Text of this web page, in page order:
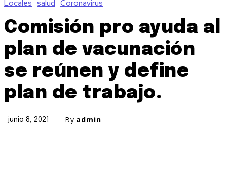
Locales salud Coronavirus
Comisión pro ayuda al
plan de vacunación
se reúnen y define
plan de trabajo.
junio 8, 2021 By admin